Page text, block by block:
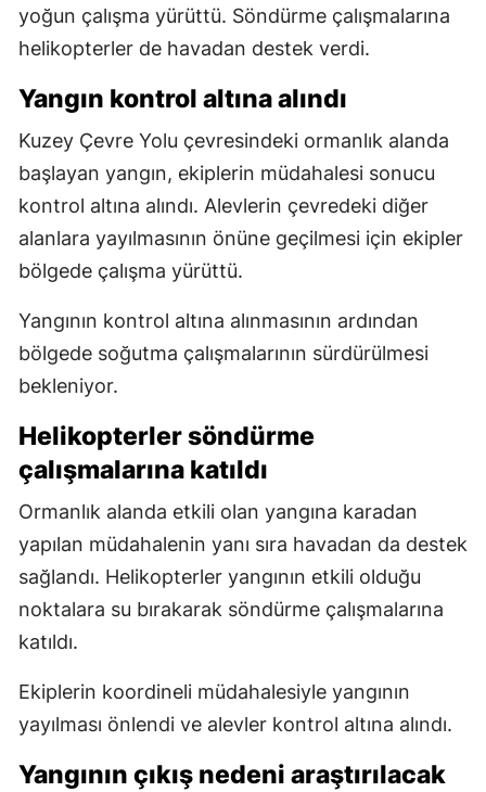
yoğun çalışma yürüttü. Söndürme çalışmalarına
helikopterler de havadan destek verdi.
Yangın kontrol altına alındı
Kuzey Çevre Yolu çevresindeki ormanlık alanda
başlayan yangın, ekiplerin müdahalesi sonucu
kontrol altına alındı. Alevlerin çevredeki diğer
alanlara yayılmasının önüne geçilmesi için ekipler
bölgede çalışma yürüttü.
Yangının kontrol altına alınmasının ardından
bölgede soğutma çalışmalarının sürdürülmesi
bekleniyor.
Helikopterler söndürme
çalışmalarına katıldı
Ormanlık alanda etkili olan yangına karadan
yapılan müdahalenin yanı sıra havadan da destek
sağlandı. Helikopterler yangının etkili olduğu
noktalara su bırakarak söndürme çalışmalarına
katıldı.
Ekiplerin koordineli müdahalesiyle yangının
yayılması önlendi ve alevler kontrol altına alındı.
Yangının çıkış nedeni araştırılacak